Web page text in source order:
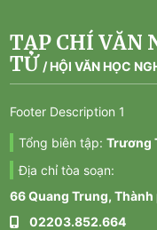
TẠP CHÍ VĂN
TỬ /HỘI VĂN HỌC
Footer Description 1
Tổng biên tập: Trương
Địa chỉ tòa soạn:
66 Quang Trung,
02203.852.664